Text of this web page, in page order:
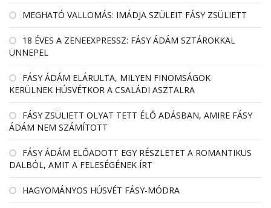
MEGHATÓ VALLOMÁS: IMÁDJA SZÜLEIT FÁSY ZSÜLIETT
18 ÉVES A ZENEEXPRESSZ: FÁSY ÁDÁM SZTÁROKKAL
ÜNNEPEL
FÁSY ÁDÁM ELÁRULTA, MILYEN FINOMSÁGOK
KERÜLNEK HÚSVÉTKOR A CSALÁDI ASZTALRA
FÁSY ZSÜLIETT OLYAT TETT ÉLŐ ADÁSBAN, AMIRE FÁSY
ÁDÁM NEM SZÁMÍTOTT
FÁSY ÁDÁM ELŐADOTT EGY RÉSZLETET A ROMANTIKUS
DALBÓL, AMIT A FELESÉGÉNEK ÍRT
HAGYOMÁNYOS HÚSVÉT FÁSY-MÓDRA